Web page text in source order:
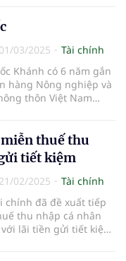
ợi nhuận sau
01/03/2025
Tài chính
Khánh có 6 năm gắn
hàng Nông nghiệp và
thôn Việt Nam
thuế thu
tiết kiệm
21/02/2025
Tài chính
chính đã đề xuất tiếp
thu nhập cá nhân
lãi tiền gửi tiết kiệm,